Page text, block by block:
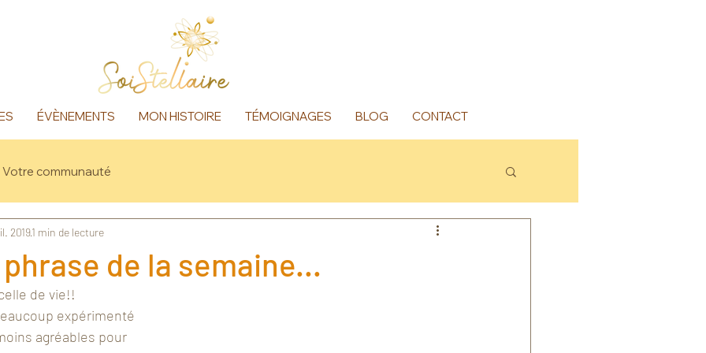
ÉVÈNEMENTS MON HISTOIRE TÉMOIGNAGES BLOG CONTACT
Votre communauté
de la semaine...
20191 min de lecture
de vie!!
expérimenté
agréables pour